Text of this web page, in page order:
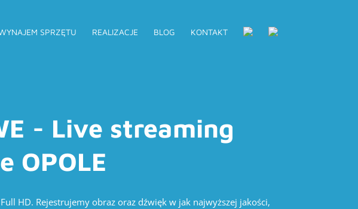
SPRZĘTU REALIZACJE BLOG KONTAKT
- Live streaming
OPOLE
HD. Rejestrujemy obraz oraz dźwięk w jak najwyższej jakości,